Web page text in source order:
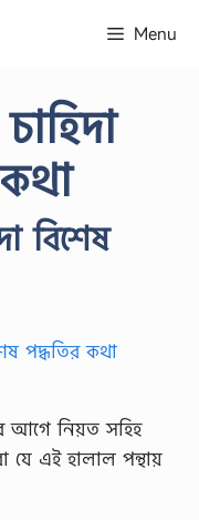
Menu
বিশেষ
আগে নিয়ত সহিহ
যে এই হালাল পন্থায়